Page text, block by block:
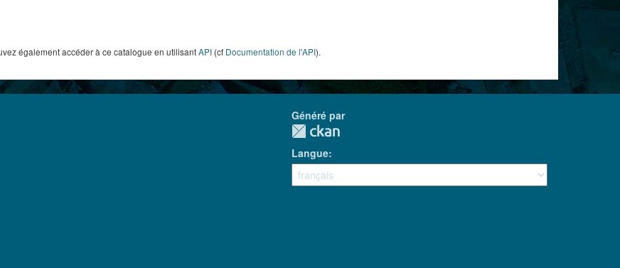
également accéder à ce catalogue en utilisantAPI(cf Documentation de l'API).
Généré par
Langue